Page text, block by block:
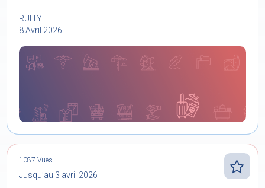
RULLY
8 Avril 2026
1087 Vues
Jusqu’au 3 avril 2026